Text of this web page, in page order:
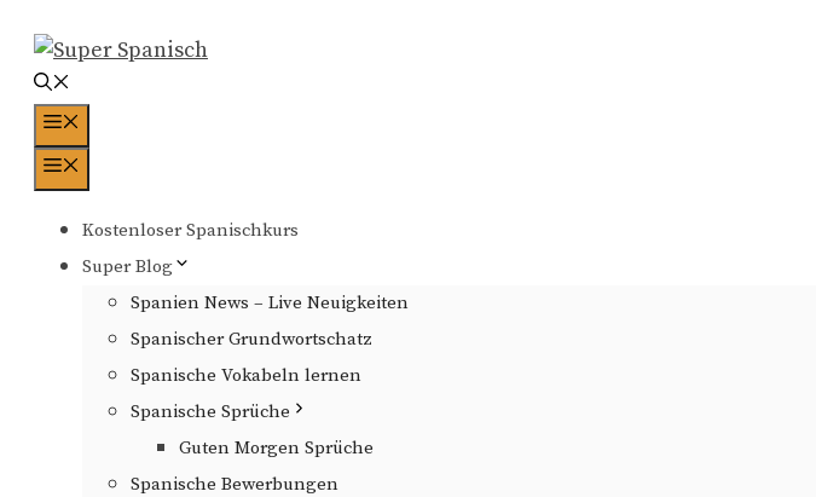
Inhalt
springen
Kostenloser Spanischkurs
Super Blog
Spanien News – Live Neuigkeiten
Spanischer Grundwortschatz
Spanische Vokabeln lernen
Spanische Sprüche
Guten Morgen Sprüche
Spanische Bewerbungen